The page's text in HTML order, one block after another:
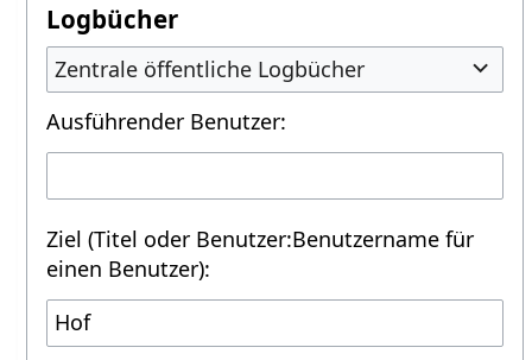
Logbücher
Zentrale öffentliche Logbücher
Ausführender Benutzer:
Ziel (Titel oder Benutzer:Benutzername für
einen Benutzer):